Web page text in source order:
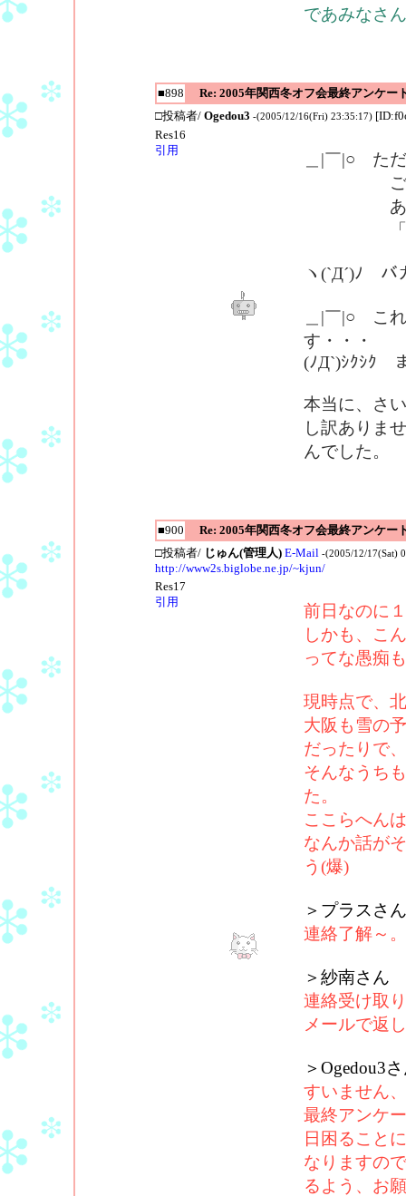
であみなさ
■898
Re: 2005年関西冬オフ会最終アンケー
□投稿者/ Ogedou3 -(2005/12/16(Fri) 23:35:17)
Res16
引用
＿|￣|○ た
ごめんな
あすのた
「○○君、
ヽ(`Д´)ﾉ バ
＿|￣|○ こ
す・・・
(ﾉД`)ｼｸｼｸ
本当に、さ
し訳ありませ
んでした。
■900
Re: 2005年関西冬オフ会最終アンケー
□投稿者/ じゅん(管理人) E-Mail -(2005/12/17(Sat)
http://www2s.biglobe.ne.jp/~kjun/
Res17
引用
前日なのに
しかも、こ
ってな愚痴
現時点で、
大阪も雪の
だったりで
そんなうち
た。
ここらへん
なんか話が
う(爆)
＞プラスさん
連絡了解～
＞紗南さん
連絡受け取
メールで返
＞Ogedou3
すいません
最終アンケ
日困ることに
なりますの
るよう、お願